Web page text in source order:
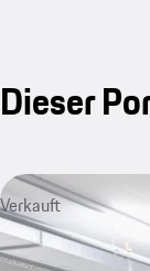
Dieser
Verkauft